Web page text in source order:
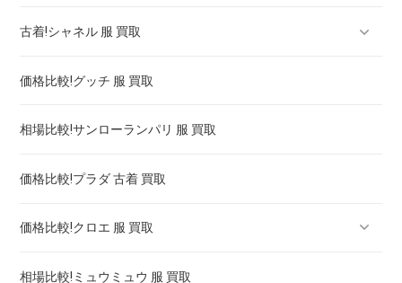
ルイヴィトン スニーカー 買取 ! 買取強化は
ルイヴィトン バッグ 買取 相場 ! 高く売るには
ルイヴィトン タンブール 買取 ! 高く売るには
古着!シャネル 服 買取
シャネル マトラッセ バッグ 買取価格 ! 高く売るには
シャネル j12 クロノグラフ 買取 ! 高く売るには
シャネル プルミエール 買取 価格 相場 ! 高く売るには
価格比較!グッチ 服 買取
相場比較!サンローランパリ 服 買取
価格比較!プラダ 古着 買取
価格比較!クロエ 服 買取
クロエ 靴 買取 ! 買取強化は
相場比較!ミュウミュウ 服 買取